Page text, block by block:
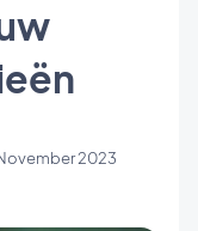
2023